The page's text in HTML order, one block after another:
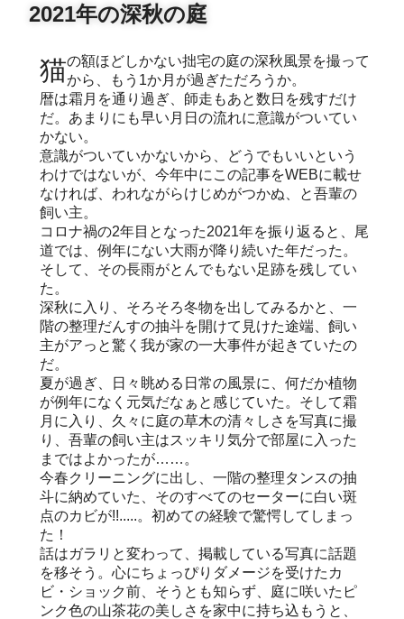
2021年の深秋の庭
猫の額ほどしかない拙宅の庭の深秋風景を撮ってから、もう1か月が過ぎただろうか。
暦は霜月を通り過ぎ、師走もあと数日を残すだけ
だ。あまりにも早い月日の流れに意識がついてい
かない。
意識がついていかないから、どうでもいいという
わけではないが、今年中にこの記事をWEBに載せ
なければ、われながらけじめがつかぬ、と吾輩の
飼い主。
コロナ禍の2年目となった2021年を振り返ると、尾
道では、例年にない大雨が降り続いた年だった。
そして、その長雨がとんでもない足跡を残してい
た。
深秋に入り、そろそろ冬物を出してみるかと、一
階の整理だんすの抽斗を開けて見けた途端、飼い
主がアっと驚く我が家の一大事件が起きていたの
だ。
夏が過ぎ、日々眺める日常の風景に、何だか植物
が例年になく元気だなぁと感じていた。そして霜
月に入り、久々に庭の草木の清々しさを写真に撮
り、吾輩の飼い主はスッキリ気分で部屋に入った
まではよかったが……。
今春クリーニングに出し、一階の整理タンスの抽
斗に納めていた、そのすべてのセーターに白い斑
点のカビが!!.....。初めての経験で驚愕してしまっ
た！
話はガラリと変わって、掲載している写真に話題
を移そう。心にちょっぴりダメージを受けたカ
ビ・ショック前、そうとも知らず、庭に咲いたピ
ンク色の山茶花の美しさを家中に持ち込もうと、